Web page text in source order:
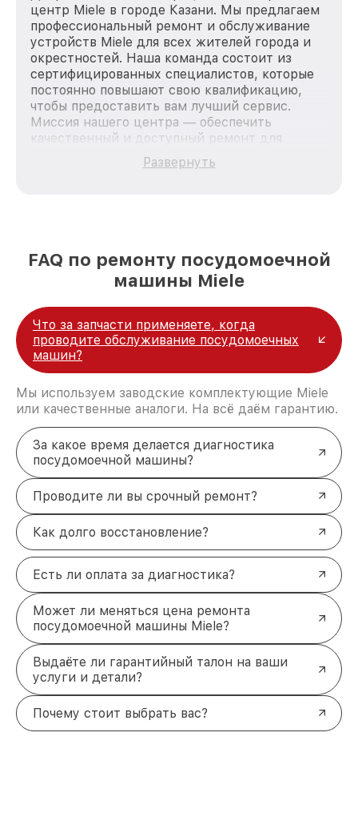
центр Miele в городе Казани. Мы предлагаем
профессиональный ремонт и обслуживание
устройств Miele для всех жителей города и
окрестностей. Наша команда состоит из
сертифицированных специалистов, которые
постоянно повышают свою квалификацию,
чтобы предоставить вам лучший сервис.
Миссия нашего центра — обеспечить
качественный и доступный ремонт для
каждого пользователя продукции Miele, вне
зависимости от сложности поломки. Мы
и лояльности наших клиентов.
Развернуть
FAQ по ремонту посудомоечной
машины Miele
Что за запчасти применяете, когда
проводите обслуживание посудомоечных
машин?
Мы используем заводские комплектующие Miele
или качественные аналоги. На всё даём гарантию.
За какое время делается диагностика
посудомоечной машины?
Проводите ли вы срочный ремонт?
Как долго восстановление?
Есть ли оплата за диагностика?
Может ли меняться цена ремонта
посудомоечной машины Miele?
Выдаёте ли гарантийный талон на ваши
услуги и детали?
Почему стоит выбрать вас?